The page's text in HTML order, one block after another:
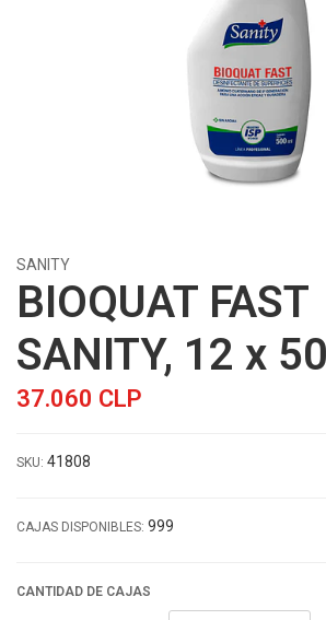
SANITY
BIOQUAT FAST
SANITY, 12 x
37.060 CLP
SKU: 41808
CAJAS DISPONIBLES: 999
CANTIDAD DE CAJAS